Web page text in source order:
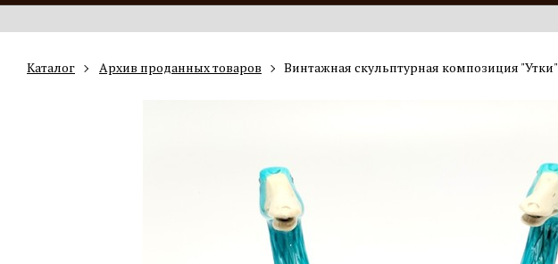
Каталог Архив проданных товаров Винтажная скульптурная композиция "Утки"